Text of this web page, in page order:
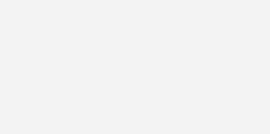
<apex:pageBlockTable